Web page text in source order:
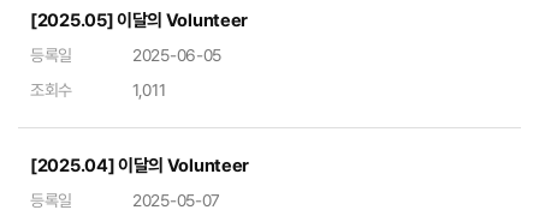
[2025.05] 이달의 Volunteer
등록일
2025-06-05
조회수
1,011
[2025.04] 이달의 Volunteer
등록일
2025-05-07